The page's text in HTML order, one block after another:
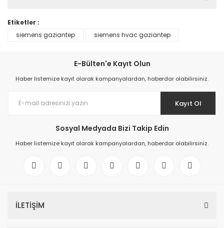
Etiketler :
siemens gaziantep
siemens hvac gaziantep
E-Bülten'e Kayıt Olun
Haber listemize kayıt olarak kampanyalardan, haberdar olabilirsiniz.
Kayıt Ol
Sosyal Medyada Bizi Takip Edin
Haber listemize kayıt olarak kampanyalardan, haberdar olabilirsiniz.
İLETİŞİM